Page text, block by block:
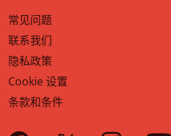
常见问题
联系我们
隐私政策
Cookie 设置
条款和条件